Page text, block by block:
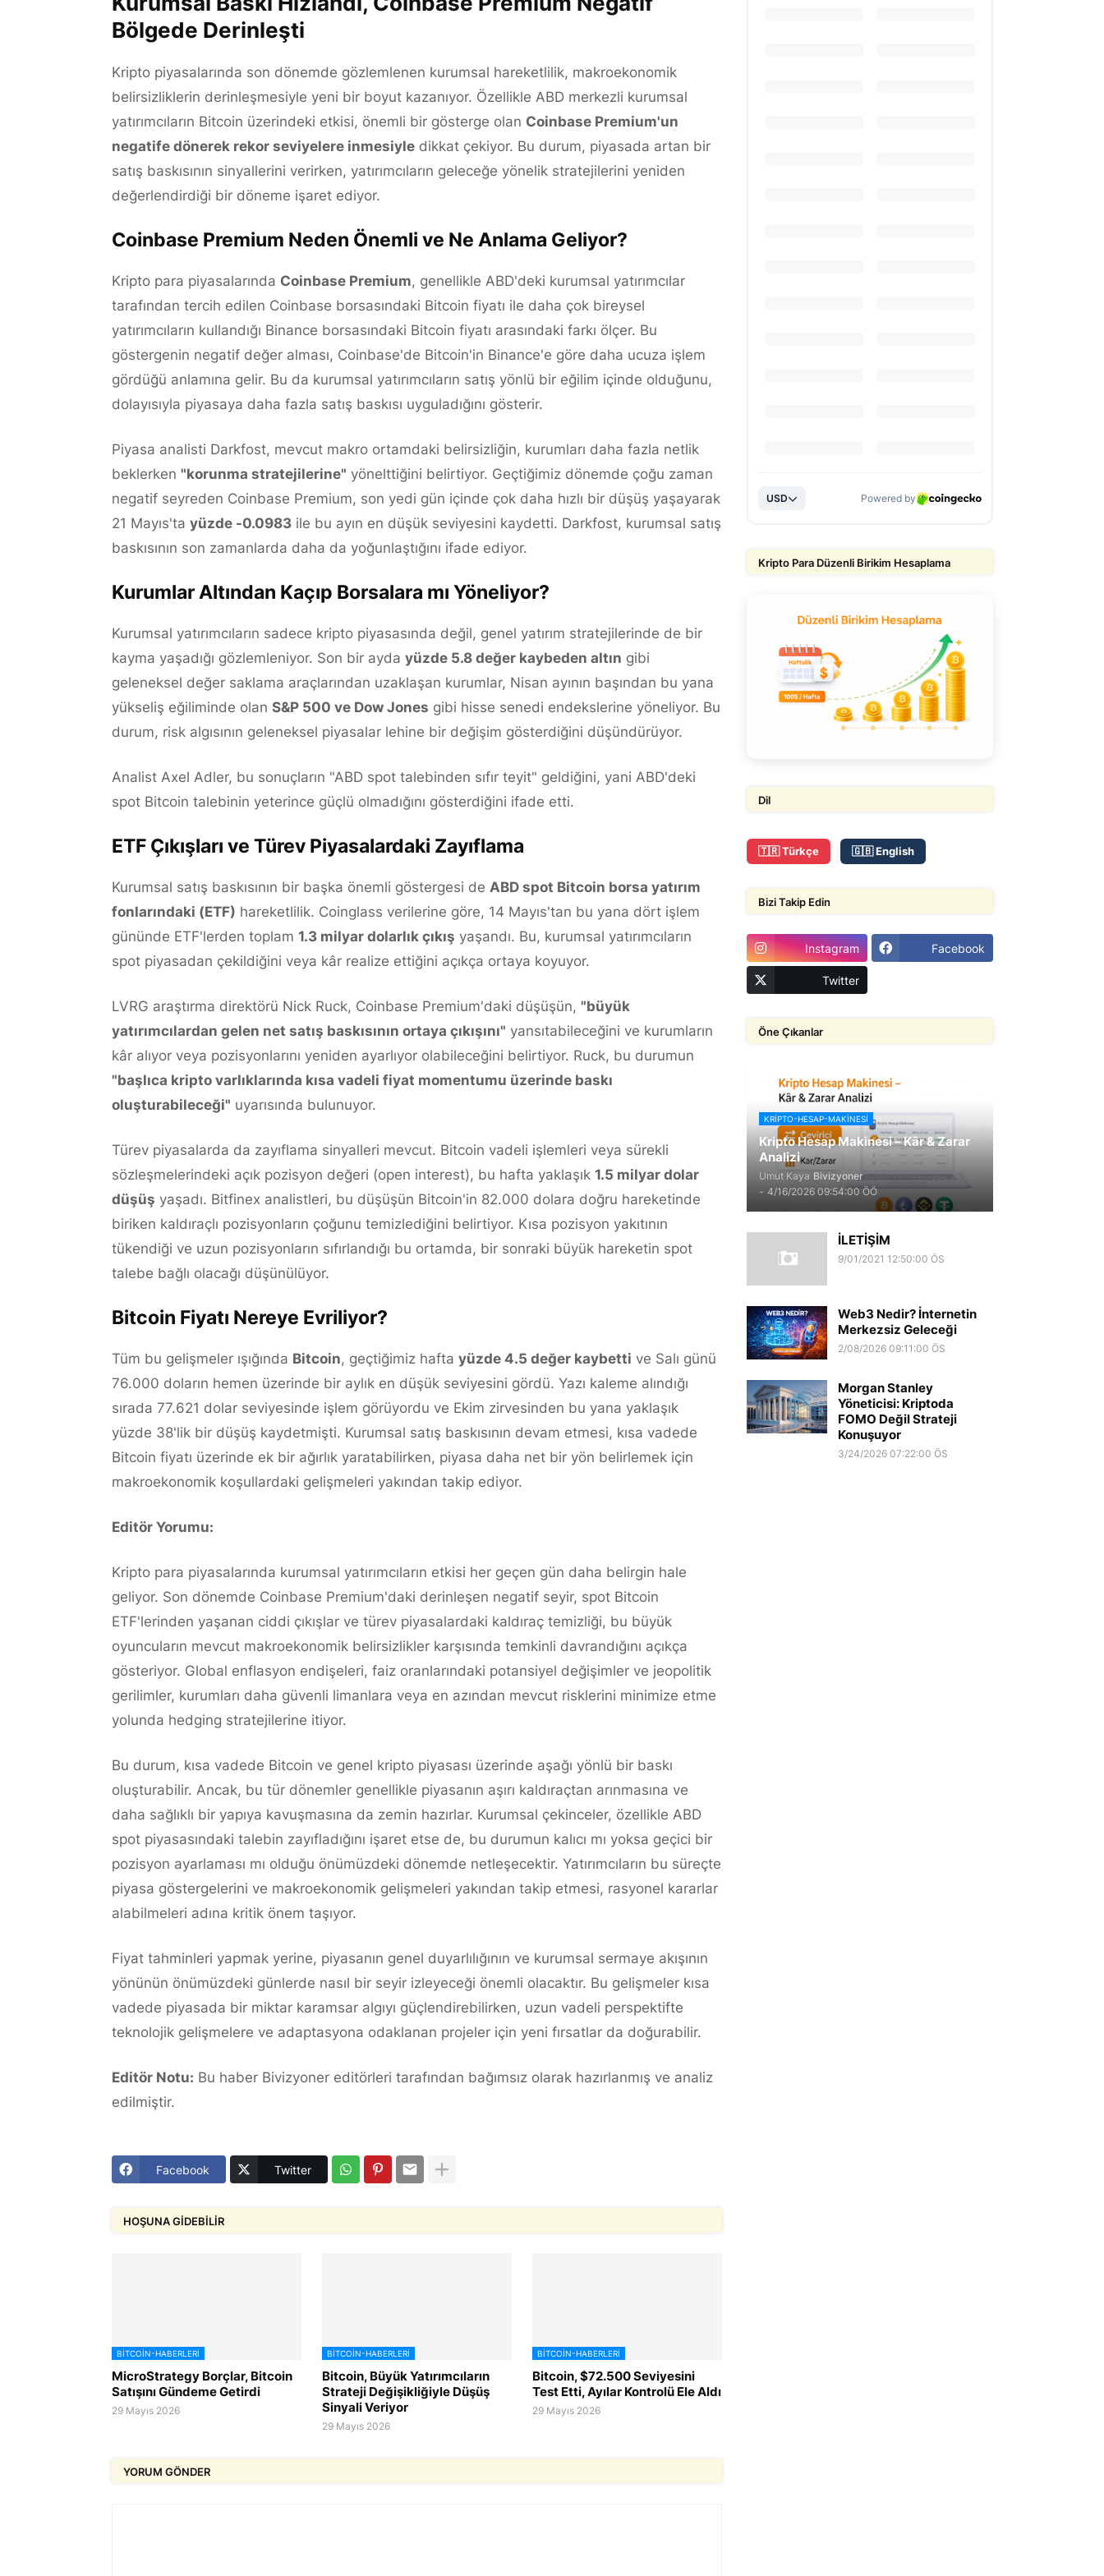
Bölgede Derinleşti
Kripto piyasalarında son dönemde gözlemlenen kurumsal hareketlilik, makroekonomik
belirsizliklerin derinleşmesiyle yeni bir boyut kazanıyor. Özellikle ABD merkezli kurumsal
yatırımcıların Bitcoin üzerindeki etkisi, önemli bir gösterge olan Coinbase Premium'un
negatife dönerek rekor seviyelere inmesiyledikkat çekiyor. Bu durum, piyasada artan bir
satış baskısının sinyallerini verirken, yatırımcıların geleceğe yönelik stratejilerini yeniden
değerlendirdiği bir döneme işaret ediyor.
Coinbase Premium Neden Önemli ve Ne Anlama Geliyor?
Kripto para piyasalarında Coinbase Premium, genellikle ABD'deki kurumsal yatırımcılar
tarafından tercih edilen Coinbase borsasındaki Bitcoin fiyatı ile daha çok bireysel
yatırımcıların kullandığı Binance borsasındaki Bitcoin fiyatı arasındaki farkı ölçer. Bu
göstergenin negatif değer alması, Coinbase'de Bitcoin'in Binance'e göre daha ucuza işlem
gördüğü anlamına gelir. Bu da kurumsal yatırımcıların satış yönlü bir eğilim içinde olduğunu,
dolayısıyla piyasaya daha fazla satış baskısı uyguladığını gösterir.
Piyasa analisti Darkfost, mevcut makro ortamdaki belirsizliğin, kurumları daha fazla netlik
beklerken "korunma stratejilerine" yönelttiğini belirtiyor. Geçtiğimiz dönemde çoğu zaman
negatif seyreden Coinbase Premium, son yedi gün içinde çok daha hızlı bir düşüş yaşayarak
21 Mayıs'ta yüzde -0.0983ile bu ayın en düşük seviyesini kaydetti. Darkfost, kurumsal satış
baskısının son zamanlarda daha da yoğunlaştığını ifade ediyor.
Kurumlar Altından Kaçıp Borsalara mı Yöneliyor?
Kurumsal yatırımcıların sadece kripto piyasasında değil, genel yatırım stratejilerinde de bir
kayma yaşadığı gözlemleniyor. Son bir ayda yüzde 5.8 değer kaybeden altın gibi
geleneksel değer saklama araçlarından uzaklaşan kurumlar, Nisan ayının başından bu yana
yükseliş eğiliminde olan S&P 500 ve Dow Jones gibi hisse senedi endekslerine yöneliyor. Bu
durum, risk algısının geleneksel piyasalar lehine bir değişim gösterdiğini düşündürüyor.
Analist Axel Adler, bu sonuçların "ABD spot talebinden sıfır teyit" geldiğini, yani ABD'deki
spot Bitcoin talebinin yeterince güçlü olmadığını gösterdiğini ifade etti.
ETF Çıkışları ve Türev Piyasalardaki Zayıflama
Kurumsal satış baskısının bir başka önemli göstergesi de ABD spot Bitcoin borsa yatırım
fonlarındaki (ETF) hareketlilik. Coinglass verilerine göre, 14 Mayıs'tan bu yana dört işlem
gününde ETF'lerden toplam 1.3 milyar dolarlık çıkış yaşandı. Bu, kurumsal yatırımcıların
spot piyasadan çekildiğini veya kâr realize ettiğini açıkça ortaya koyuyor.
LVRG araştırma direktörü Nick Ruck, Coinbase Premium'daki düşüşün, "büyük
yatırımcılardan gelen net satış baskısının ortaya çıkışını" yansıtabileceğini ve kurumların
kâr alıyor veya pozisyonlarını yeniden ayarlıyor olabileceğini belirtiyor. Ruck, bu durumun
"başlıca kripto varlıklarında kısa vadeli fiyat momentumu üzerinde baskı
oluşturabileceği" uyarısında bulunuyor.
Türev piyasalarda da zayıflama sinyalleri mevcut. Bitcoin vadeli işlemleri veya sürekli
sözleşmelerindeki açık pozisyon değeri (open interest), bu hafta yaklaşık 1.5 milyar dolar
düşüş yaşadı. Bitfinex analistleri, bu düşüşün Bitcoin'in 82.000 dolara doğru hareketinde
biriken kaldıraçlı pozisyonların çoğunu temizlediğini belirtiyor. Kısa pozisyon yakıtının
tükendiği ve uzun pozisyonların sıfırlandığı bu ortamda, bir sonraki büyük hareketin spot
talebe bağlı olacağı düşünülüyor.
Bitcoin Fiyatı Nereye Evriliyor?
Tüm bu gelişmeler ışığında Bitcoin, geçtiğimiz hafta yüzde 4.5 değer kaybetti ve Salı günü
76.000 doların hemen üzerinde bir aylık en düşük seviyesini gördü. Yazı kaleme alındığı
sırada 77.621 dolar seviyesinde işlem görüyordu ve Ekim zirvesinden bu yana yaklaşık
yüzde 38'lik bir düşüş kaydetmişti. Kurumsal satış baskısının devam etmesi, kısa vadede
Bitcoin fiyatı üzerinde ek bir ağırlık yaratabilirken, piyasa daha net bir yön belirlemek için
makroekonomik koşullardaki gelişmeleri yakından takip ediyor.
Editör Yorumu:
Kripto para piyasalarında kurumsal yatırımcıların etkisi her geçen gün daha belirgin hale
geliyor. Son dönemde Coinbase Premium'daki derinleşen negatif seyir, spot Bitcoin
ETF'lerinden yaşanan ciddi çıkışlar ve türev piyasalardaki kaldıraç temizliği, bu büyük
oyuncuların mevcut makroekonomik belirsizlikler karşısında temkinli davrandığını açıkça
gösteriyor. Global enflasyon endişeleri, faiz oranlarındaki potansiyel değişimler ve jeopolitik
gerilimler, kurumları daha güvenli limanlara veya en azından mevcut risklerini minimize etme
yolunda hedging stratejilerine itiyor.
Bu durum, kısa vadede Bitcoin ve genel kripto piyasası üzerinde aşağı yönlü bir baskı
oluşturabilir. Ancak, bu tür dönemler genellikle piyasanın aşırı kaldıraçtan arınmasına ve
daha sağlıklı bir yapıya kavuşmasına da zemin hazırlar. Kurumsal çekinceler, özellikle ABD
spot piyasasındaki talebin zayıfladığını işaret etse de, bu durumun kalıcı mı yoksa geçici bir
pozisyon ayarlaması mı olduğu önümüzdeki dönemde netleşecektir. Yatırımcıların bu süreçte
piyasa göstergelerini ve makroekonomik gelişmeleri yakından takip etmesi, rasyonel kararlar
alabilmeleri adına kritik önem taşıyor.
Fiyat tahminleri yapmak yerine, piyasanın genel duyarlılığının ve kurumsal sermaye akışının
yönünün önümüzdeki günlerde nasıl bir seyir izleyeceği önemli olacaktır. Bu gelişmeler kısa
vadede piyasada bir miktar karamsar algıyı güçlendirebilirken, uzun vadeli perspektifte
teknolojik gelişmelere ve adaptasyona odaklanan projeler için yeni fırsatlar da doğurabilir.
Editör Notu: Bu haber Bivizyoner editörleri tarafından bağımsız olarak hazırlanmış ve analiz
edilmiştir.
Facebook Twitter
HOŞUNA GIDEBILIR
BITCOIN-HABERLERI
MicroStrategy Borçlar, Bitcoin
Satışını Gündeme Getirdi
29 Mayıs 2026
BITCOIN-HABERLERI
Bitcoin, Büyük Yatırımcıların
Strateji Değişikliğiyle Düşüş
Sinyali Veriyor
29 Mayıs 2026
BITCOIN-HABERLERI
Bitcoin, $72.500 Seviyesini
Test Etti, Ayılar Kontrolü Ele Aldı
29 Mayıs 2026
YORUM GÖNDER
Kripto Para Düzenli Birikim Hesaplama
Dil
🇹🇷 Türkçe 🇬🇧 English
Bizi Takip Edin
Instagram Facebook
Twitter
Öne Çıkanlar
KRIPTO-HESAP-MAKINESI
Kripto Hesap Makinesi – Kâr & Zarar
Analizi
Umut Kaya Bivizyoner
- 4/16/2026 09:54:00 ÖÖ
İLETİŞİM
9/01/2021 12:50:00 ÖS
Web3 Nedir? İnternetin
Merkezsiz Geleceği
2/08/2026 09:11:00 ÖS
Morgan Stanley
Yöneticisi: Kriptoda
FOMO Değil Strateji
Konuşuyor
3/24/2026 07:22:00 ÖS